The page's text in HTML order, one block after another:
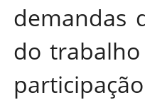
demandas
do